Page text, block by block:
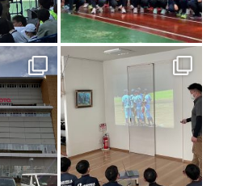
2021年8月10日
2021年7月23日
２０２０
2021年7月17日
2021年7月9日
せ
2021年6月24日